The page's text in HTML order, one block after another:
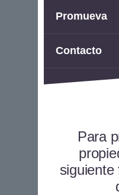
Promueva
Contacto
Para
siguiente